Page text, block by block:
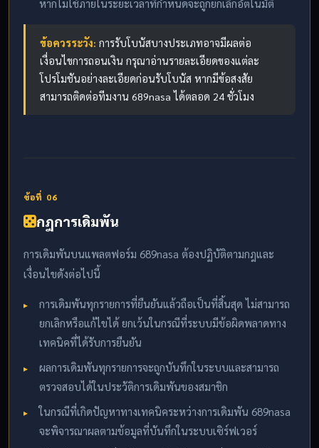
หากไม่ใช้ภายในระยะเวลาที่กำหนดจะถูกยกเลิกอัตโนมัติ
ข้อควรระวัง: การรับโบนัสบางประเภทอาจมีผลต่อ
เงื่อนไขการถอนเงิน กรุณาอ่านรายละเอียดของแต่ละ
โปรโมชันอย่างละเอียดก่อนรับโบนัส หากมีข้อสงสัย
สามารถติดต่อทีมงาน 689nasa ได้ตลอด 24 ชั่วโมง
ข้อที่ 06
กฎการเดิมพัน
การเดิมพันบนแพลตฟอร์ม 689nasa ต้องปฏิบัติตามกฎและ
เงื่อนไขดังต่อไปนี้
การเดิมพันทุกรายการที่ยืนยันแล้วถือเป็นที่สิ้นสุด ไม่สามารถ
ยกเลิกหรือแก้ไขได้ ยกเว้นในกรณีที่ระบบมีข้อผิดพลาดทาง
เทคนิคที่ได้รับการยืนยัน
ผลการเดิมพันทุกรายการจะถูกบันทึกในระบบและสามารถ
ตรวจสอบได้ในประวัติการเดิมพันของสมาชิก
ในกรณีที่เกิดปัญหาทางเทคนิคระหว่างการเดิมพัน 689nasa
จะพิจารณาผลตามข้อมูลที่บันทึกในระบบเซิร์ฟเวอร์